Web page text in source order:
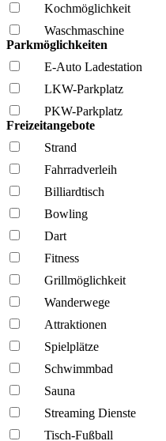
Kochmöglich­keit
Wasch­maschine
Parkmöglichkeiten
E-Auto Ladestation
LKW-Parkplatz
PKW-Parkplatz
Freizeitangebote
Strand
Fahrrad­verleih
Billiardtisch
Bowling
Dart
Fitness
Grillmöglich­keit
Wanderwege
Attraktionen
Spielplätze
Schwimmbad
Sauna
Streaming Dienste
Tisch-Fußball